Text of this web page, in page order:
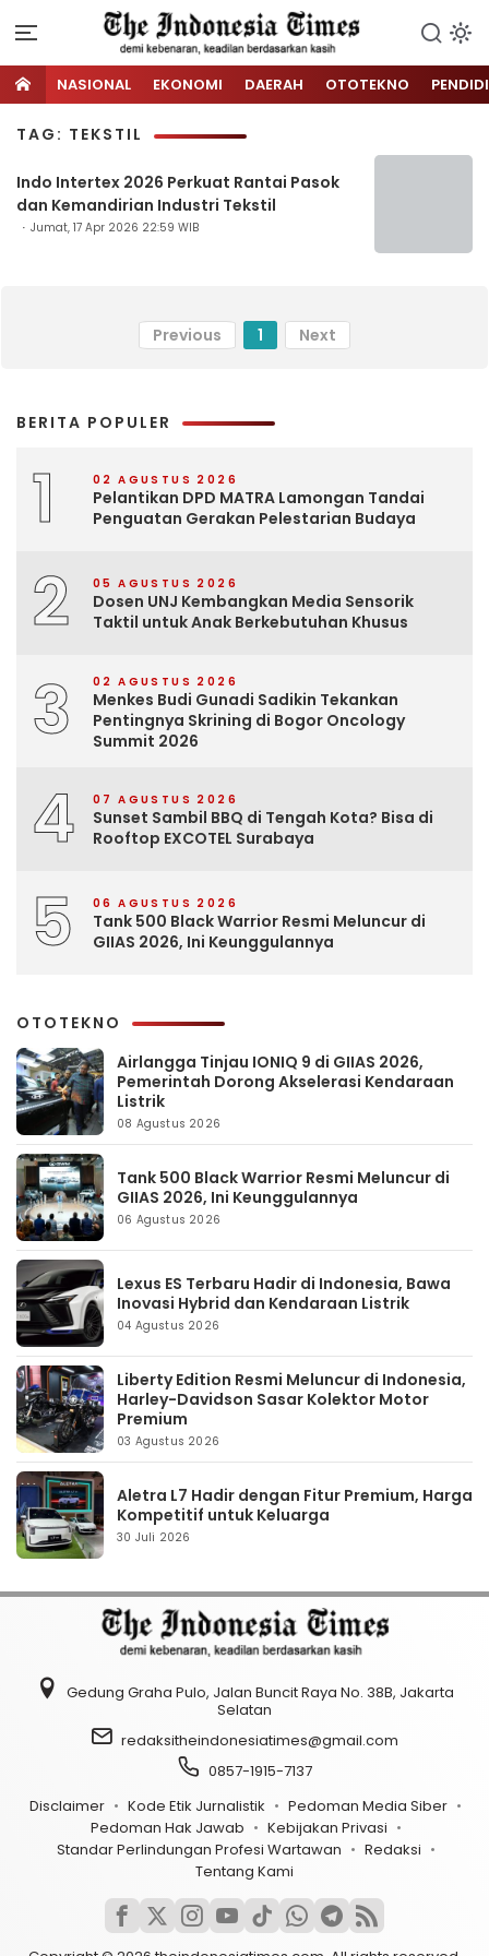
NASIONAL EKONOMI DAERAH OTOTEKNO
TAG: TEKSTIL
Indo Intertex 2026 Perkuat Rantai Pasok
dan Kemandirian Industri Tekstil
Jumat, 17 Apr 2026 22:59 WIB
Previous 1 Next
BERITA POPULER
1 02 AGUSTUS 2026
Pelantikan DPD MATRA Lamongan Tandai
Penguatan Gerakan Pelestarian Budaya
2 05 AGUSTUS 2026
Dosen UNJ Kembangkan Media Sensorik
Taktil untuk Anak Berkebutuhan Khusus
3 02 AGUSTUS 2026
Menkes Budi Gunadi Sadikin Tekankan
Pentingnya Skrining di Bogor Oncology
Summit 2026
4 07 AGUSTUS 2026
Sunset Sambil BBQ di Tengah Kota? Bisa di
Rooftop EXCOTEL Surabaya
5 06 AGUSTUS 2026
Tank 500 Black Warrior Resmi Meluncur di
GIIAS 2026, Ini Keunggulannya
OTOTEKNO
Airlangga Tinjau IONIQ 9 di GIIAS 2026,
Pemerintah Dorong Akselerasi Kendaraan
Listrik
08 Agustus 2026
Tank 500 Black Warrior Resmi Meluncur di
GIIAS 2026, Ini Keunggulannya
06 Agustus 2026
Lexus ES Terbaru Hadir di Indonesia, Bawa
Inovasi Hybrid dan Kendaraan Listrik
04 Agustus 2026
Liberty Edition Resmi Meluncur di Indonesia,
Harley-Davidson Sasar Kolektor Motor
Premium
03 Agustus 2026
Aletra L7 Hadir dengan Fitur Premium, Harga
Kompetitif untuk Keluarga
30 Juli 2026
Gedung Graha Pulo, Jalan Buncit Raya No. 38B, Jakarta
Selatan
redaksitheindonesiatimes@gmail.com
0857-1915-7137
Disclaimer
Kode Etik Jurnalistik
Pedoman Media Siber
Pedoman Hak Jawab
Kebijakan Privasi
Standar Perlindungan Profesi Wartawan
Redaksi
Tentang Kami